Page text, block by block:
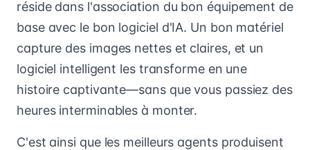
réside dans l'association du bon équipement de
base avec le bon logiciel d'IA. Un bon matériel
capture des images nettes et claires, et un
logiciel intelligent les transforme en une
histoire captivante—sans que vous passiez des
heures interminables à monter.
C'est ainsi que les meilleurs agents produisent